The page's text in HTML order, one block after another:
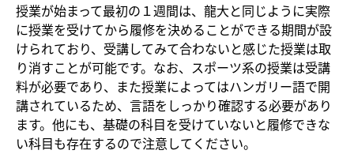
授業が始まって最初の１週間は、龍大と同じように実際
に授業を受けてから履修を決めることができる期間が設
けられており、受講してみて合わないと感じた授業は取
り消すことが可能です。なお、スポーツ系の授業は受講
料が必要であり、また授業によってはハンガリー語で開
講されているため、言語をしっかり確認する必要があり
ます。他にも、基礎の科目を受けていないと履修できな
い科目も存在するので注意してください。